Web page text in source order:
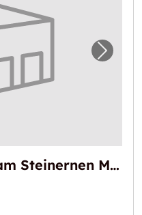
in Saalfelden am
Lager in Saalfelden am Steinernen Meer zu vermieten